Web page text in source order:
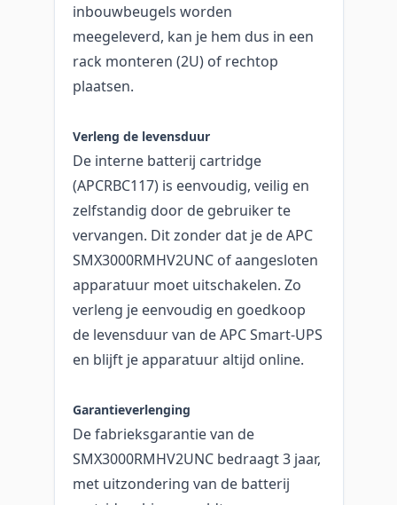
inbouwbeugels worden
meegeleverd, kan je hem dus in een
rack monteren (2U) of rechtop
plaatsen.
Verleng de levensduur
De interne batterij cartridge
(APCRBC117) is eenvoudig, veilig en
zelfstandig door de gebruiker te
vervangen. Dit zonder dat je de APC
SMX3000RMHV2UNC of aangesloten
apparatuur moet uitschakelen. Zo
verleng je eenvoudig en goedkoop
de levensduur van de APC Smart-UPS
en blijft je apparatuur altijd online.
Garantieverlenging
De fabrieksgarantie van de
SMX3000RMHV2UNC bedraagt 3 jaar,
met uitzondering van de batterij